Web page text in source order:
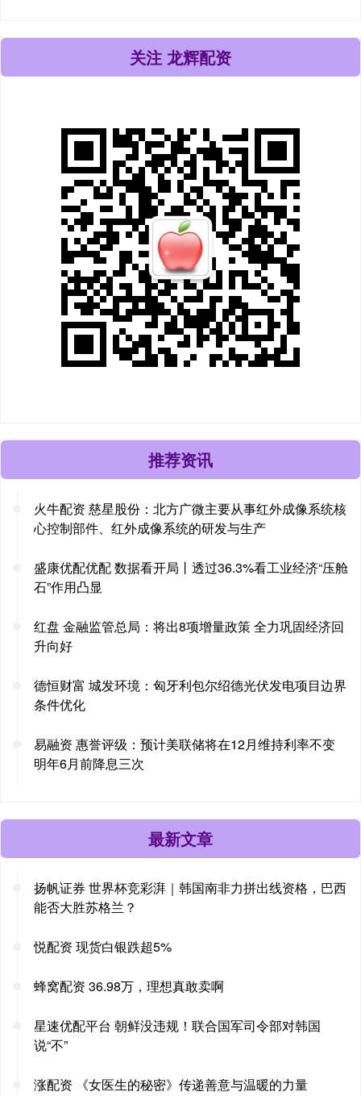
关注 龙辉配资
推荐资讯
火牛配资 慈星股份：北方广微主要从事红外成像系统核
心控制部件、红外成像系统的研发与生产
盛康优配优配 数据看开局丨透过36.3%看工业经济“压舱
石”作用凸显
红盘 金融监管总局：将出8项增量政策 全力巩固经济回
升向好
德恒财富 城发环境：匈牙利包尔绍德光伏发电项目边界
条件优化
易融资 惠誉评级：预计美联储将在12月维持利率不变
明年6月前降息三次
最新文章
扬帆证券 世界杯竞彩湃｜韩国南非力拼出线资格，巴西
能否大胜苏格兰？
悦配资 现货白银跌超5%
蜂窝配资 36.98万，理想真敢卖啊
星速优配平台 朝鲜没违规！联合国军司令部对韩国
说“不”
涨配资 《女医生的秘密》传递善意与温暖的力量